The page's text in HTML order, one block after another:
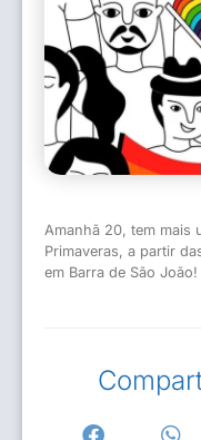
Amanhã 20, tem mais
Primaveras, a partir
em Barra de São João!